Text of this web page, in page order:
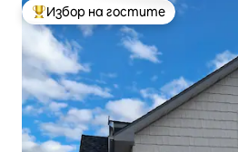
Най-популярен избор на гостите
Избор на гостите